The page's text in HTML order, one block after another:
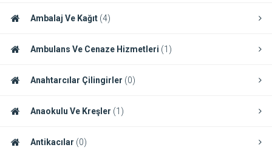
Ambalaj Ve Kağıt (4)
Ambulans Ve Cenaze Hizmetleri (1)
Anahtarcılar Çilingirler (0)
Anaokulu Ve Kreşler (1)
Antikacılar (0)